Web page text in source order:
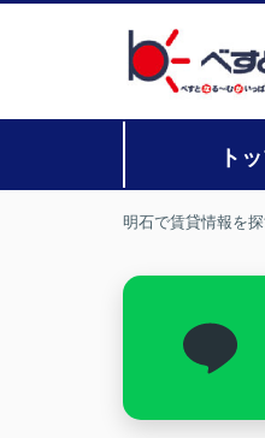
ト
明石で賃貸情報を